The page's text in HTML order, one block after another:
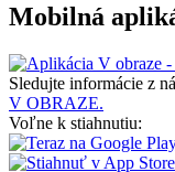
Mobilná
Sledujte informácie z
V OBRAZE.
Voľne k stiahnutiu: